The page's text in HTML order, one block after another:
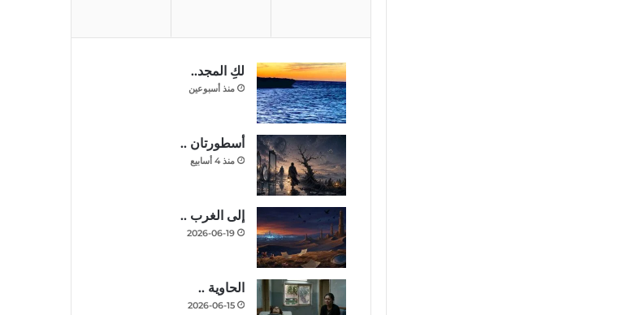
لكِ المجد..
منذ أسبوعين
أسطورتان ..
منذ 4 أسابيع
إلى الغرب ..
2026-06-19
الحاوية ..
2026-06-15